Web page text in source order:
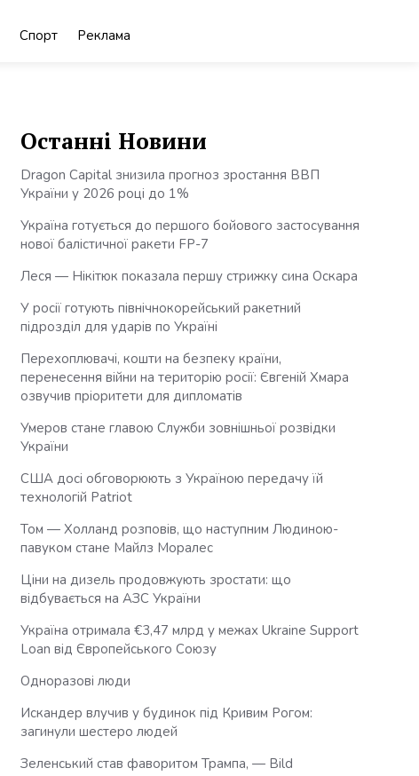
Спорт Реклама
Останні Новини
Dragon Capital знизила прогноз зростання ВВП
України у 2026 році до 1%
Україна готується до першого бойового застосування
нової балістичної ракети FP-7
Леся — Нікітюк показала першу стрижку сина Оскара
У росії готують північнокорейський ракетний
підрозділ для ударів по Україні
Перехоплювачі, кошти на безпеку країни,
перенесення війни на територію росії: Євгеній Хмара
озвучив пріоритети для дипломатів
Умеров стане главою Служби зовнішньої розвідки
України
США досі обговорюють з Україною передачу їй
технологій Patriot
Том — Холланд розповів, що наступним Людиною-
павуком стане Майлз Моралес
Ціни на дизель продовжують зростати: що
відбувається на АЗС України
Україна отримала €3,47 млрд у межах Ukraine Support
Loan від Європейського Союзу
Одноразові люди
Искандер влучив у будинок під Кривим Рогом:
загинули шестеро людей
Зеленський став фаворитом Трампа, — Bild